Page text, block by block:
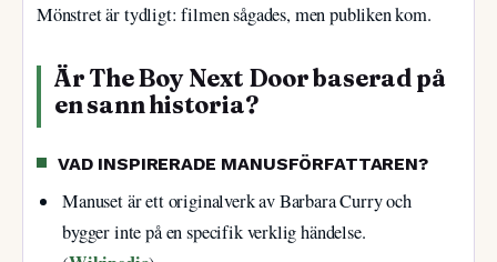
Mönstret är tydligt: filmen sågades, men publiken kom.
Är The Boy Next Door baserad på
en sann historia?
VAD INSPIRERADE MANUSFÖRFATTAREN?
Manuset är ett originalverk av Barbara Curry och
bygger inte på en specifik verklig händelse.